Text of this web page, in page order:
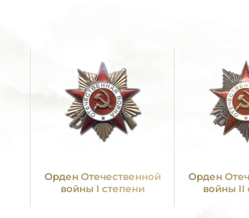
Орден Отечественной
войны I степени
Орден
войны II